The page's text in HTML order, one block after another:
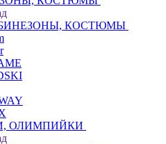
КОСТЮМЫ
ОЛИМПИЙКИ